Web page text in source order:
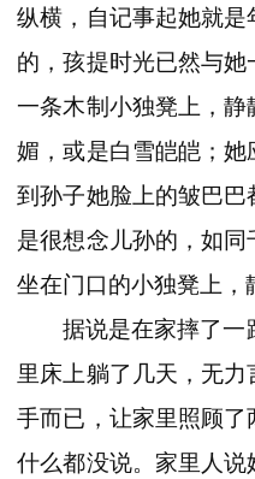
纵横，自记事起她就
的，孩提时光已然与
一条木制小独凳上，静
媚，或是白雪皑皑；
到孙子她脸上的皱巴
是很想念儿孙的，如同
坐在门口的小独凳上，
据说是在家摔了一
里床上躺了几天，无
手而已，让家里照顾
什么都没说。家里人